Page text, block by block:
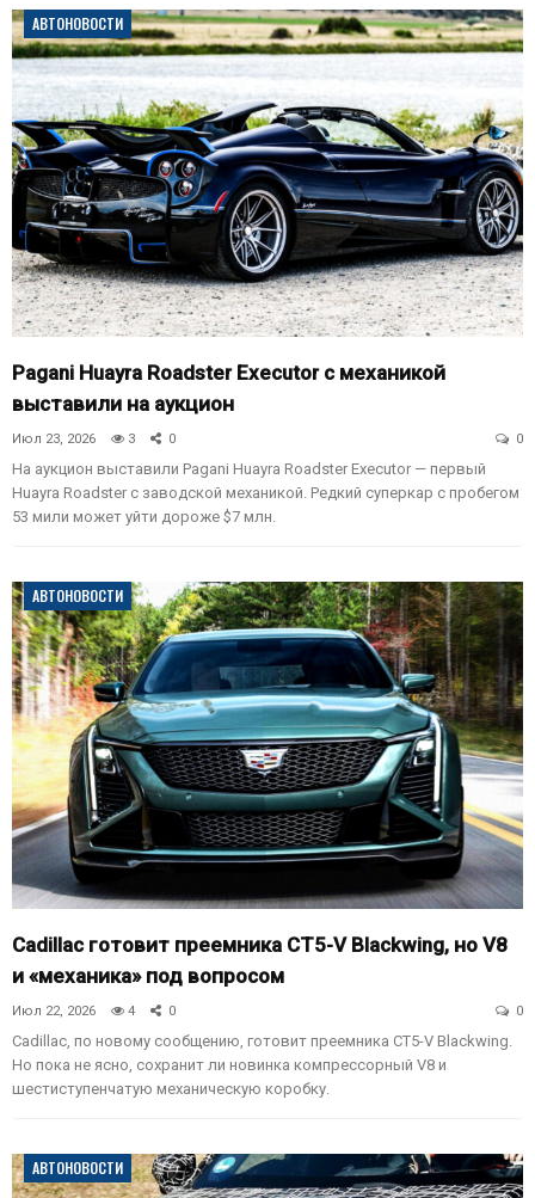
АВТОНОВОСТИ
Pagani Huayra Roadster Executor с механикой
выставили на аукцион
Июл 23, 2026 3 0 0
На аукцион выставили Pagani Huayra Roadster Executor — первый
Huayra Roadster с заводской механикой. Редкий суперкар с пробегом
53 мили может уйти дороже $7 млн.
АВТОНОВОСТИ
Cadillac готовит преемника CT5-V Blackwing, но V8
и «механика» под вопросом
Июл 22, 2026 4 0 0
Cadillac, по новому сообщению, готовит преемника CT5-V Blackwing.
Но пока не ясно, сохранит ли новинка компрессорный V8 и
шестиступенчатую механическую коробку.
АВТОНОВОСТИ